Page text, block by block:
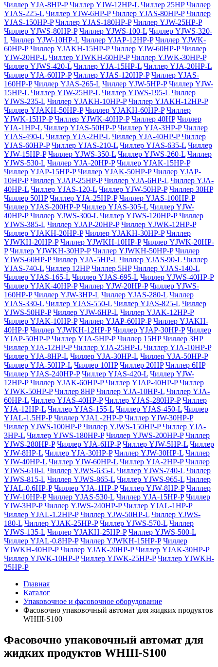
Чиллер YJA-8HP-P Чиллер YJW-12HP-L Чиллер 25HP Чиллер
YJAS-225-L Чиллер YJW-6HP-P Чиллер YJAS-80HP-P Чиллер
YJAS-150HP-P Чиллер YJAS-180HP-P Чиллер YJW-25HP-P
Чиллер YJWS-80HP-P Чиллер YJWS-100-L Чиллер YJWS-320-
L Чиллер YJW-10HP-L Чиллер YJAP-12HP-P Чиллер YJWK-
60HP-P Чиллер YJAKH-15HP-P Чиллер YJW-60HP-P Чиллер
YJW-20HP-L Чиллер YJWKH-60HP-P Чиллер YJWK-30HP-P
Чиллер YJWS-420-L Чиллер YJA-15HP-L Чиллер YJA-20HP-L
Чиллер YJA-60HP-P Чиллер YJAS-120HP-P Чиллер YJAS-
160HP-P Чиллер YJAS-265-L Чиллер YJW-5HP-P Чиллер YJW-
15HP-L Чиллер YJW-25HP-L Чиллер YJWS-195-L Чиллер
YJWS-235-L Чиллер YJAKH-10HP-P Чиллер YJAKH-12HP-P
Чиллер YJAKH-50HP-P Чиллер YJAKH-60HP-P Чиллер
YJWK-15HP-P Чиллер YJWK-40HP-P Чиллер 40HP Чиллер
YJA-1HP-L Чиллер YJAS-50HP-P Чиллер YJA-3HP-P Чиллер
YJAS-490-L Чиллер YJA-2HP-L Чиллер YJA-40HP-P Чиллер
YJAS-60HP-P Чиллер YJAS-210-L Чиллер YJAS-635-L Чиллер
YJW-15HP-P Чиллер YJWS-350-L Чиллер YJWS-260-L Чиллер
YJWS-530-L Чиллер YJA-20HP-P Чиллер YJAK-15HP-P
Чиллер YJAP-15HP-P Чиллер YJAK-50HP-P Чиллер YJAP-
10HP-P Чиллер YJAP-25HP-P Чиллер YJA-6HP-L Чиллер YJA-
40HP-L Чиллер YJAS-120-L Чиллер YJW-50HP-P Чиллер 30HP
Чиллер 50HP Чиллер YJA-25HP-P Чиллер YJAS-100HP-P
Чиллер YJAS-200HP-P Чиллер YJAS-305-L Чиллер YJW-
40HP-P Чиллер YJWS-300-L Чиллер YJWS-120HP-P Чиллер
YJWS-385-L Чиллер YJAP-20HP-P Чиллер YJWK-12HP-P
Чиллер YJAKH-20HP-P Чиллер YJAKH-30HP-P Чиллер
YJWKH-20HP-P Чиллер YJWKH-10HP-P Чиллер YJWK-20HP-
P Чиллер YJWKH-30HP-P Чиллер YJWKH-50HP-P Чиллер
YJWS-60HP-P Чиллер YJA-5HP-L Чиллер YJAS-90-L Чиллер
YJAS-740-L Чиллер 12HP Чиллер 5HP Чиллер YJAS-140-L
Чиллер YJAS-165-L Чиллер YJAS-695-L Чиллер YJWS-40HP-P
Чиллер YJAK-40HP-P Чиллер YJW-20HP-P Чиллер YJWS-
160HP-P Чиллер YJW-3HP-L Чиллер YJAS-280-L Чиллер
YJAS-330-L Чиллер YJAS-550-L Чиллер YJAS-825-L Чиллер
YJWS-50HP-P Чиллер YJW-6HP-L Чиллер YJAK-12HP-P
Чиллер YJAK-10HP-P Чиллер YJAP-60HP-P Чиллер YJAKH-
40HP-P Чиллер YJWKH-12HP-P Чиллер YJAP-30HP-P Чиллер
YJAP-50HP-P Чиллер YJA-5HP-P Чиллер 15HP Чиллер 3HP
Чиллер YJA-12HP-P Чиллер YJA-25HP-L Чиллер YJA-10HP-P
Чиллер YJA-8HP-L Чиллер YJA-30HP-L Чиллер YJA-50HP-P
Чиллер YJA-50HP-L Чиллер 10HP Чиллер 20HP Чиллер 6HP
Чиллер YJAS-240HP-P Чиллер YJAS-420-L Чиллер YJW-
12HP-P Чиллер YJAK-60HP-P Чиллер YJAP-40HP-P Чиллер
YJWK-50HP-P Чиллер 8HP Чиллер YJA-10HP-L Чиллер YJA-
60HP-L Чиллер YJAS-40HP-P Чиллер YJAS-280HP-P Чиллер
YJA-12HP-L Чиллер YJAS-155-L Чиллер YJAS-450-L Чиллер
YJAL-1.5HP-P Чиллер YJAL-2HP-P Чиллер YJW-30HP-P
Чиллер YJWS-100HP-P Чиллер YJWS-150HP-P Чиллер YJA-
3HP-L Чиллер YJWS-180HP-P Чиллер YJWS-200HP-P Чиллер
YJWS-280HP-P Чиллер YJA-6HP-P Чиллер YJW-5HP-L Чиллер
YJW-8HP-L Чиллер YJA-30HP-P Чиллер YJW-30HP-L Чиллер
YJW-40HP-L Чиллер YJW-60HP-L Чиллер YJA-2HP-P Чиллер
YJWS-610-L Чиллер YJWS-635-L Чиллер YJWS-740-L Чиллер
YJWS-815-L Чиллер YJWS-865-L Чиллер YJWS-965-L Чиллер
YJAL-0.6HP-P Чиллер YJA-1HP-P Чиллер YJW-8HP-P Чиллер
YJW-10HP-P Чиллер YJAS-530-L Чиллер YJA-15HP-P Чиллер
YJW-3HP-P Чиллер YJWS-240HP-P Чиллер YJAL-1HP-P
Чиллер YJAL-1.2HP-P Чиллер YJW-50HP-L Чиллер YJWS-
180-L Чиллер YJAK-25HP-P Чиллер YJWS-570-L Чиллер
YJWS-135-L Чиллер YJAKH-25HP-P Чиллер YJWS-500-L
Чиллер YJAL-0.8HP-P Чиллер YJWKH-15HP-P Чиллер
YJWKH-40HP-P Чиллер YJAK-20HP-P Чиллер YJAK-30HP-P
Чиллер YJWK-10HP-P Чиллер YJWK-25HP-P Чиллер YJWKH-
25HP-P
Главная
Каталог
Упаковочное и фасовочное оборудование
Фасовочно упаковочный автомат для жидких продуктов
WHIII-S100
Фасовочно упаковочный автомат для
жидких продуктов WHIII-S100